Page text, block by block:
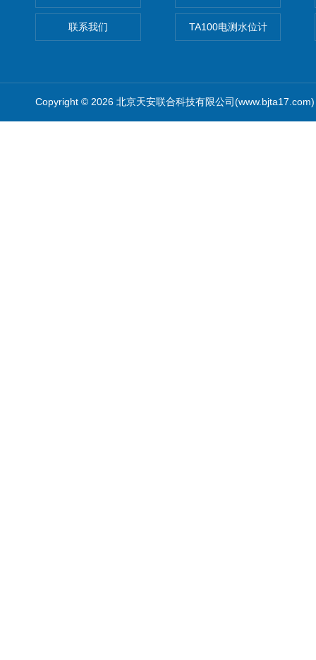
联系我们 TA100电测水位计
Copyright © 2026 北京天安联合科技有限公司